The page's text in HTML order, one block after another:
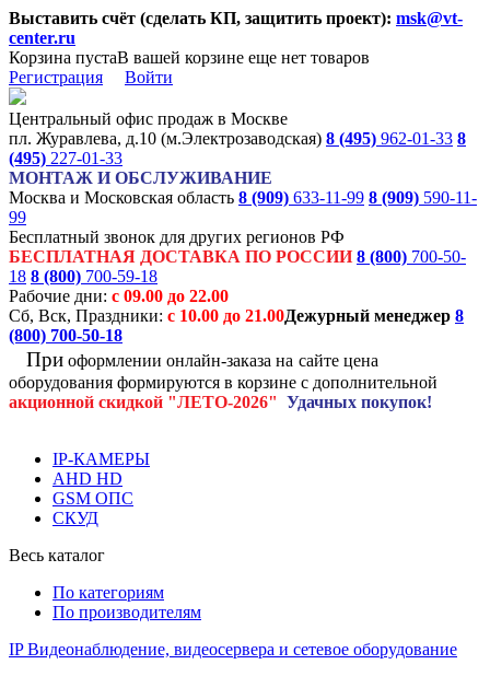
Выставить счёт (сделать КП, защитить проект): msk@vt-
center.ru
Корзина пустаВ вашей корзине еще нет товаров
Регистрация
Войти
Центральный офис продаж в Москве
пл. Журавлева, д.10 (м.Электрозаводская) 8 (495) 962-01-33 8
(495) 227-01-33
МОНТАЖ И ОБСЛУЖИВАНИЕ
Москва и Московская область 8 (909) 633-11-99 8 (909) 590-11-
99
Бесплатный звонок для других регионов РФ
БЕСПЛАТНАЯ ДОСТАВКА ПО РОССИИ 8 (800) 700-50-
18 8 (800) 700-59-18
Рабочие дни: с 09.00 до 22.00
Сб, Вск, Праздники: с 10.00 до 21.00Дежурный менеджер 8
(800) 700-50-18
При оформлении онлайн-заказа на сайте цена
оборудования формируются в корзине с дополнительной
акционной скидкой "ЛЕТО-2026" Удачных покупок!
IP-КАМЕРЫ
AHD HD
GSM ОПС
СКУД
Весь каталог
По категориям
По производителям
IP Видеонаблюдение, видеосервера и сетевое оборудование